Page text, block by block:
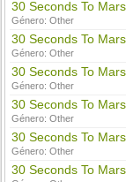
30 Seconds To
Género:Other
30 Seconds To
Género:Other
30 Seconds To
Género:Other
30 Seconds To
Género:Other
30 Seconds To
Género:Other
30 Seconds To